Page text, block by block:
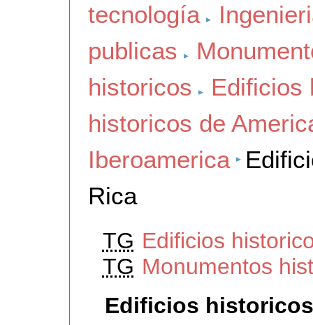
tecnología
publicas
historicos
Edificios
historicos de
Iberoamerica
Rica
TG Edificios
TG Monumentos
Edificios